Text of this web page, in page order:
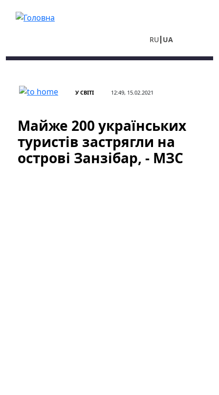
RU UA
У СВІТІ 12:49, 15.02.2021
Майже 200 українських
туристів застрягли на
острові Занзібар, - МЗС